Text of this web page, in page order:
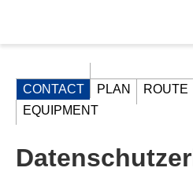
Navigation
überspringen
CONTACT PLAN ROUTE
EQUIPMENT